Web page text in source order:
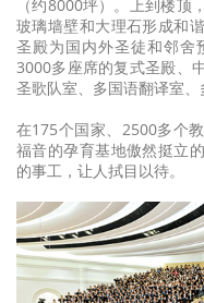
（约8000坪）。上到楼
玻璃墙壁和大理石形成和
圣殿为国内外圣徒和邻舍
3000多座席的复式圣殿、
圣歌队室、多国语翻译室、
在175个国家、2500多个
福音的孕育基地傲然挺立
的事工，让人拭目以待。